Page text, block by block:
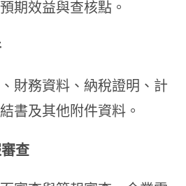
期效益與查核點。
財務資料、納稅證明、計
書及其他附件資料。
查